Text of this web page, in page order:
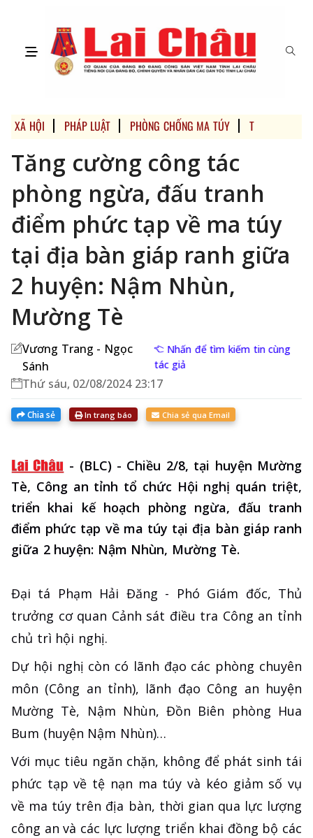
XÃ HỘI PHÁP LUẬT PHÒNG CHỐNG MA TÚY TRANG ĐỊA
Tăng cường công tác
phòng ngừa, đấu tranh
điểm phức tạp về ma túy
tại địa bàn giáp ranh giữa
2 huyện: Nậm Nhùn,
Mường Tè
Vương Trang - Ngọc
Sánh
Nhấn để tìm kiếm tin cùng
tác giả
Thứ sáu, 02/08/2024 23:17
Chia sẻ In trang báo Chia sẻ qua Email
- (BLC) - Chiều 2/8, tại huyện Mường
Tè, Công an tỉnh tổ chức Hội nghị quán triệt,
triển khai kế hoạch phòng ngừa, đấu tranh
điểm phức tạp về ma túy tại địa bàn giáp ranh
giữa 2 huyện: Nậm Nhùn, Mường Tè.
Đại tá Phạm Hải Đăng - Phó Giám đốc, Thủ
trưởng cơ quan Cảnh sát điều tra Công an tỉnh
chủ trì hội nghị.
Dự hội nghị còn có lãnh đạo các phòng chuyên
môn (Công an tỉnh), lãnh đạo Công an huyện
Mường Tè, Nậm Nhùn, Đồn Biên phòng Hua
Bum (huyện Nậm Nhùn)…
Với mục tiêu ngăn chặn, không để phát sinh tái
phức tạp về tệ nạn ma túy và kéo giảm số vụ
về ma túy trên địa bàn, thời gian qua lực lượng
công an và các lực lượng triển khai đồng bộ các